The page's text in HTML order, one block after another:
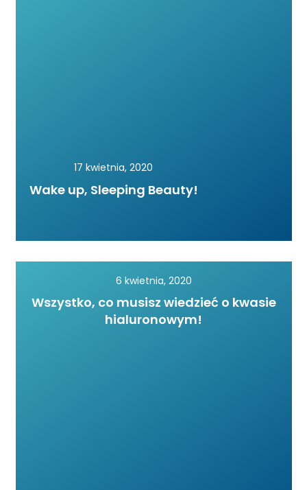
17 kwietnia, 2020
Wake up, Sleeping Beauty!
6 kwietnia, 2020
Wszystko, co musisz wiedzieć o kwasie
hialuronowym!